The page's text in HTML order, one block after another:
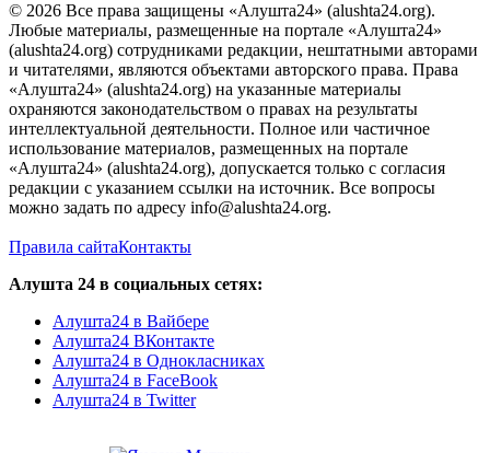
© 2026 Все права защищены «Алушта24» (alushta24.org).
Любые материалы, размещенные на портале «Алушта24»
(alushta24.org) сотрудниками редакции, нештатными авторами
и читателями, являются объектами авторского права. Права
«Алушта24» (alushta24.org) на указанные материалы
охраняются законодательством о правах на результаты
интеллектуальной деятельности. Полное или частичное
использование материалов, размещенных на портале
«Алушта24» (alushta24.org), допускается только с согласия
редакции с указанием ссылки на источник. Все вопросы
можно задать по адресу info@alushta24.org.
Правила сайтаКонтакты
Алушта 24 в социальных сетях:
Алушта24 в Вайбере
Алушта24 ВКонтакте
Алушта24 в Однокласниках
Алушта24 в FaceBook
Алушта24 в Twitter